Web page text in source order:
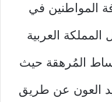
المواطنين في
المملكة العربية
المُرهقة حيث
يد العون عن طريق